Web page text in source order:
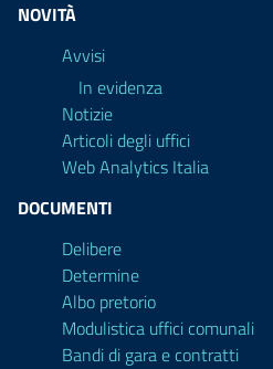
NOVITÀ
Avvisi
In evidenza
Notizie
Articoli degli uffici
Web Analytics Italia
DOCUMENTI
Delibere
Determine
Albo pretorio
Modulistica uffici comunali
Bandi di gara e contratti